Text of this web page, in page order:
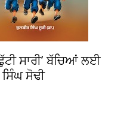
ਸਾਰੀ’ ਬੱਚਿਆਂ ਲਈ
ਸੋਢੀ